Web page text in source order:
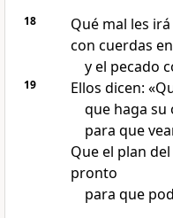
18
Qué mal les
con cuerdas
y el pecado
19
Ellos dicen:
que haga su
para que
Que el plan
pronto
para que